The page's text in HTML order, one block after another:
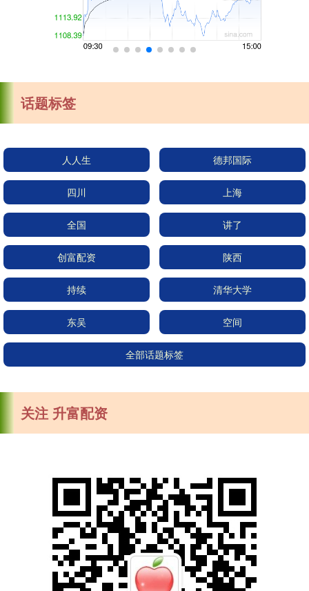
话题标签
人人生 德邦国际
四川 上海
全国 讲了
创富配资 陕西
持续 清华大学
东吴 空间
全部话题标签
关注 升富配资